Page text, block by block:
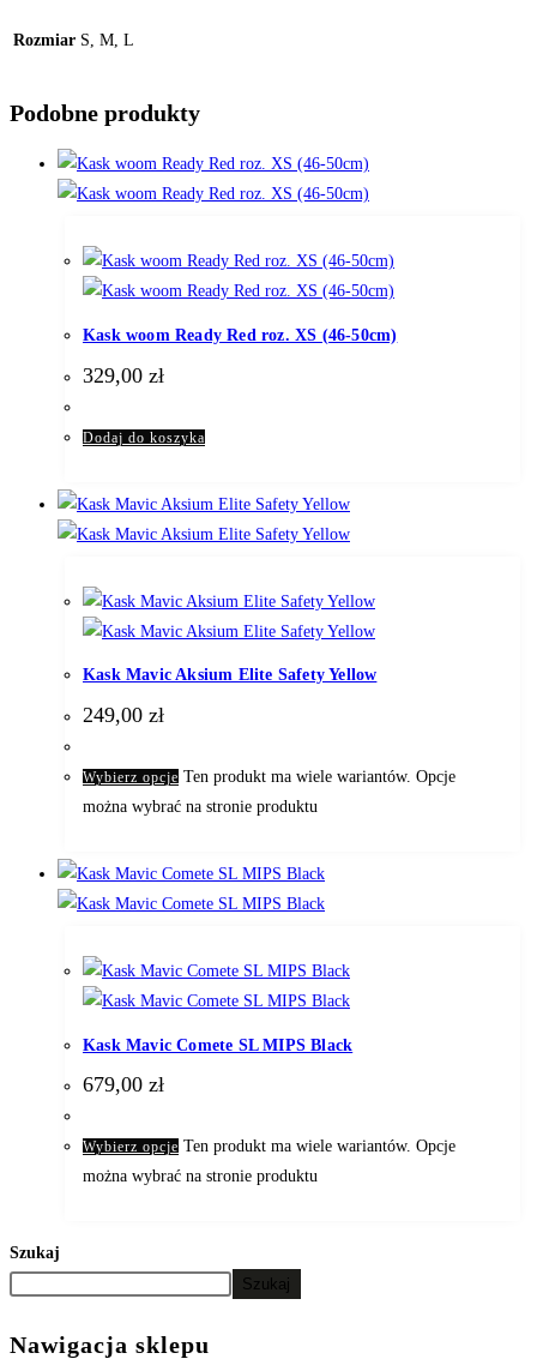
Rozmiar S, M, L
Podobne produkty
Kask woom Ready Red roz. XS (46-50cm)
329,00 zł
Dodaj do koszyka
Kask Mavic Aksium Elite Safety Yellow
249,00 zł
Wybierz opcje Ten produkt ma wiele wariantów. Opcje
można wybrać na stronie produktu
Kask Mavic Comete SL MIPS Black
679,00 zł
Wybierz opcje Ten produkt ma wiele wariantów. Opcje
można wybrać na stronie produktu
Szukaj
Szukaj
Nawigacja sklepu